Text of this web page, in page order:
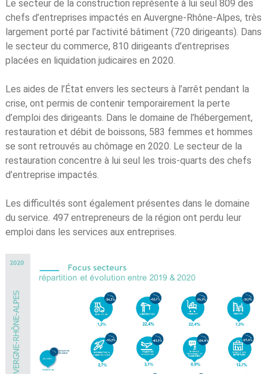
Le secteur de la construction représente à lui seul 809 des
chefs d’entreprises impactés en Auvergne-Rhône-Alpes, très
largement porté par l’activité bâtiment (720 dirigeants). Dans
le secteur du commerce, 810 dirigeants d’entreprises
placées en liquidation judicaires en 2020.
Les aides de l’État envers les secteurs à l’arrêt pendant la
crise, ont permis de contenir temporairement la perte
d’emploi des dirigeants. Dans le domaine de l’hébergement,
restauration et débit de boissons, 583 femmes et hommes
se sont retrouvés au chômage en 2020. Le secteur de la
restauration concentre à lui seul les trois-quarts des chefs
d’entreprise impactés.
Les difficultés sont également présentes dans le domaine
du service. 497 entrepreneurs de la région ont perdu leur
emploi dans les services aux entreprises.